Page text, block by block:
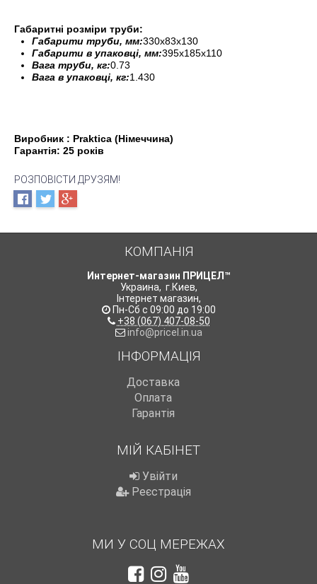
Габаритні розміри труби:
Габарити труби, мм:330x83x130
Габарити в упаковці, мм:395x185x110
Вага труби, кг:0.73
Вага в упаковці, кг:1.430
Виробник : Praktica (Німеччина)
Гарантія: 25 років
РОЗПОВІСТИ ДРУЗЯМ!
КОМПАНІЯ
Интернет-магазин ПРИЦЕЛ™
Украина, г.Киев,
Інтернет магазин,
Пн-Сб с 09:00 до 19:00
+38 (067) 407-08-50
info@pricel.in.ua
ІНФОРМАЦІЯ
Доставка
Оплата
Гарантія
МІЙ КАБІНЕТ
Увійти
Реєстрація
МИ У СОЦ МЕРЕЖАХ